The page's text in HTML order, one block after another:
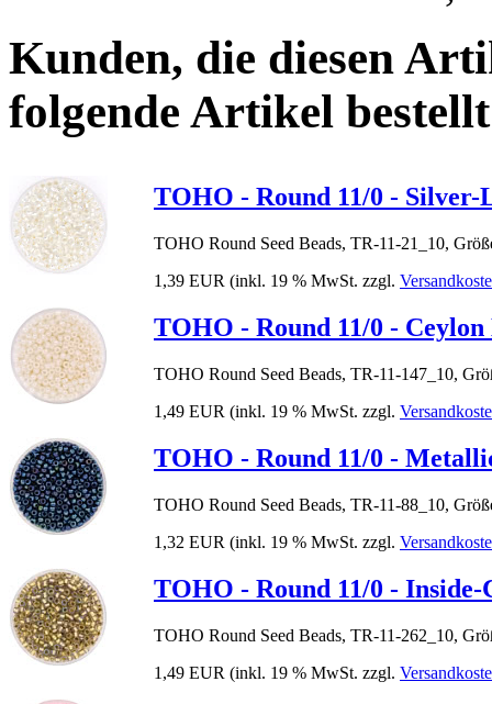
Kunden, die diesen
folgende Artikel
TOHO - Round 11/0 -
TOHO Round Seed Beads, TR-11-21_10,
1,39 EUR (inkl. 19 % MwSt. zzgl.
TOHO - Round 11/0 -
TOHO Round Seed Beads, TR-11-147_10,
1,49 EUR (inkl. 19 % MwSt. zzgl.
TOHO - Round 11/0 -
TOHO Round Seed Beads, TR-11-88_10,
1,32 EUR (inkl. 19 % MwSt. zzgl.
TOHO - Round 11/0 -
TOHO Round Seed Beads, TR-11-262_10,
1,49 EUR (inkl. 19 % MwSt. zzgl.